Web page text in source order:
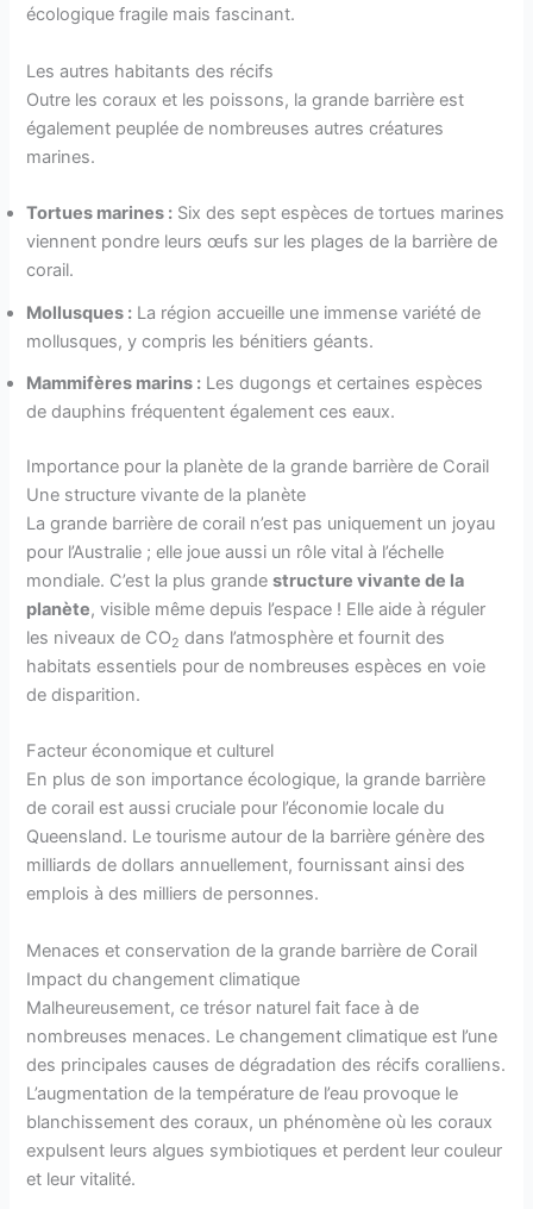
écologique fragile mais fascinant.
Les autres habitants des récifs
Outre les coraux et les poissons, la grande barrière est
également peuplée de nombreuses autres créatures
marines.
Tortues marines : Six des sept espèces de tortues marines
viennent pondre leurs œufs sur les plages de la barrière de
corail.
Mollusques : La région accueille une immense variété de
mollusques, y compris les bénitiers géants.
Mammifères marins : Les dugongs et certaines espèces
de dauphins fréquentent également ces eaux.
Importance pour la planète de la grande barrière de Corail
Une structure vivante de la planète
La grande barrière de corail n’est pas uniquement un joyau
pour l’Australie ; elle joue aussi un rôle vital à l’échelle
mondiale. C’est la plus grandestructure vivante de la
planète, visible même depuis l’espace ! Elle aide à réguler
les niveaux de CO2 dans l’atmosphère et fournit des
habitats essentiels pour de nombreuses espèces en voie
de disparition.
Facteur économique et culturel
En plus de son importance écologique, la grande barrière
de corail est aussi cruciale pour l’économie locale du
Queensland. Le tourisme autour de la barrière génère des
milliards de dollars annuellement, fournissant ainsi des
emplois à des milliers de personnes.
Menaces et conservation de la grande barrière de Corail
Impact du changement climatique
Malheureusement, ce trésor naturel fait face à de
nombreuses menaces. Le changement climatique est l’une
des principales causes de dégradation des récifs coralliens.
L’augmentation de la température de l’eau provoque le
blanchissement des coraux, un phénomène où les coraux
expulsent leurs algues symbiotiques et perdent leur couleur
et leur vitalité.